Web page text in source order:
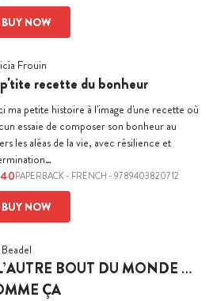
BUY NOW
Frouin
recette du bonheur
ma petite histoire à l'image d'une recette où
essaie de composer son bonheur au
les aléas de la vie, avec résilience et
PAPERBACK- FRENCH - 9789403820712
BUY NOW
BOUT DU MONDE …
ÇA